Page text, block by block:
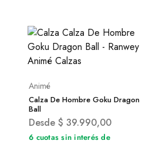
Animé
Calza De Hombre Goku Dragon
Ball
Desde $ 39.990,00
6 cuotas sin interés de